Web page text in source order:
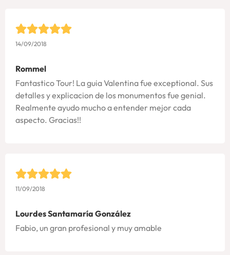
14/09/2018
Rommel
Fantastico Tour! La guia Valentina fue exceptional. Sus
detalles y explicacion de los monumentos fue genial.
Realmente ayudo mucho a entender mejor cada
aspecto. Gracias!!
11/09/2018
Lourdes Santamaría González
Fabio, un gran profesional y muy amable